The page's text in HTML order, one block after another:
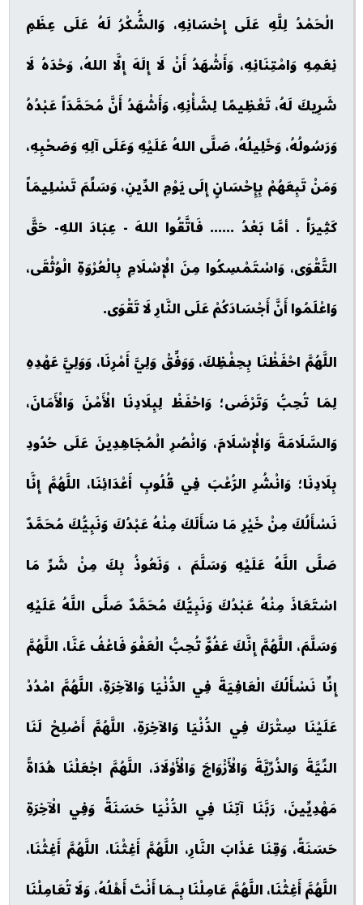
الْحَمْدُ لِلَّهِ عَلَى إِحْسَانِهِ، وَالشُّكْرُ لَهُ عَلَى عِظَمِ
نِعَمِهِ وَامْتِنَانِهِ، وَأَشْهَدُ أَنْ لَا إِلَهَ إِلَّا اللهُ، وَحْدَهُ لَا
شَرِيكَ لَهُ، تَعْظِيمًا لِشَأْنِهِ، وَأَشْهَدُ أَنَّ مُحَمَّدَاً عَبْدُهُ
وَرَسُولُهُ، وَخَلِيلُهُ، صَلَّى اللهُ عَلَيْهِ وَعَلَى آلِهِ وَصَحْبِهِ،
وَمَنْ تَبِعَهُمْ بِإِحْسَانٍ إِلَى يَوْمِ الدِّينِ، وَسَلِّمَ تَسْلِيمَاً
كَثِيرَاً . أمَّا بَعْدُ ...... فَاتَّقُوا اللهَ - عِبَادَ اللهِ- حَقَّ
التَّقْوَى، وَاسْتَمْسِكُوا مِنَ الْإِسْلَامِ بِالْعُرْوَةِ الْوُثْقَى،
وَاعْلَمُوا أَنَّ أَجْسَادَكُمْ عَلَى النَّارِ لَا تَقْوَى.
اللَّهُمَّ احْفَظْنَا بِحِفْظِكَ، وَوَفِّقْ وَلِيَّ أَمْرِنَا، وَوَلِيَّ عَهْدِهِ
لِمَا تُحِبُّ وَتَرْضَى؛ وَاحْفَظْ لِبِلَادِنَا الْأَمْنَ وَالْأَمَانَ،
وَالسَّلَامَةَ وَالْإِسْلَامَ، وَانْصُرِ الْمُجَاهِدِينَ عَلَى حُدُودِ
بِلَادِنَا؛ وَانْشُرِ الرُّعْبَ فِي قُلُوبِ أَعْدَائِنَا، اللَّهُمَّ إِنَّا
نَسْأَلُكَ مِنْ خَيْرِ مَا سَأَلَكَ مِنْهُ عَبْدُكَ وَنَبِيُّكَ مُحَمَّدٌ
صَلَّى اللَّهُ عَلَيْهِ وَسَلَّمَ ، وَنَعُوذُ بِكَ مِنْ شَرِّ مَا
اسْتَعَاذَ مِنْهُ عَبْدُكَ وَنَبِيُّكَ مُحَمَّدٌ صَلَّى اللَّهُ عَلَيْهِ
وَسَلَّمَ، اللَّهُمَّ إِنَّكَ عَفُوٌّ تُحِبُّ الْعَفْوَ فَاعْفُ عَنَّا، اللَّهُمَّ
إِنِّا نَسْأَلُكَ الْعَافِيَةَ فِي الدُّنْيَا وَالآخِرَةِ، اللَّهُمَّ امْدُدْ
عَلَيْنَا سِتْرَكَ فِي الدُّنْيَا وَالآخِرَةِ، اللَّهُمَّ أَصْلِحْ لَنَا
النِّيَّةَ وَالذُرِّيَّةَ وَالْأَزْوَاجَ وَالْأَوْلَادَ، اللَّهُمَّ اجْعَلْنَا هُدَاةً
مَهْدِيِّينَ، رَبَّنَا آتِنَا فِي الدُّنْيَا حَسَنَةً وَفِي الْآخِرَةِ
حَسَنَةً، وَقِنَا عَذَابَ النَّارِ، اللَّهُمَّ أَغِثْنَا، اللَّهُمَّ أَغِثْنَا،
اللَّهُمَّ أَغِثْنَا، اللَّهُمَّ عَامِلْنَا بِـمَا أَنْتَ أَهْلُهُ، وَلَا تُعَامِلْنَا